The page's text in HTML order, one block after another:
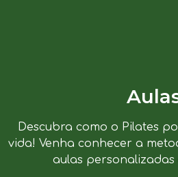
Descubra como o Pilates
vida! Venha conhecer a
aulas personalizadas